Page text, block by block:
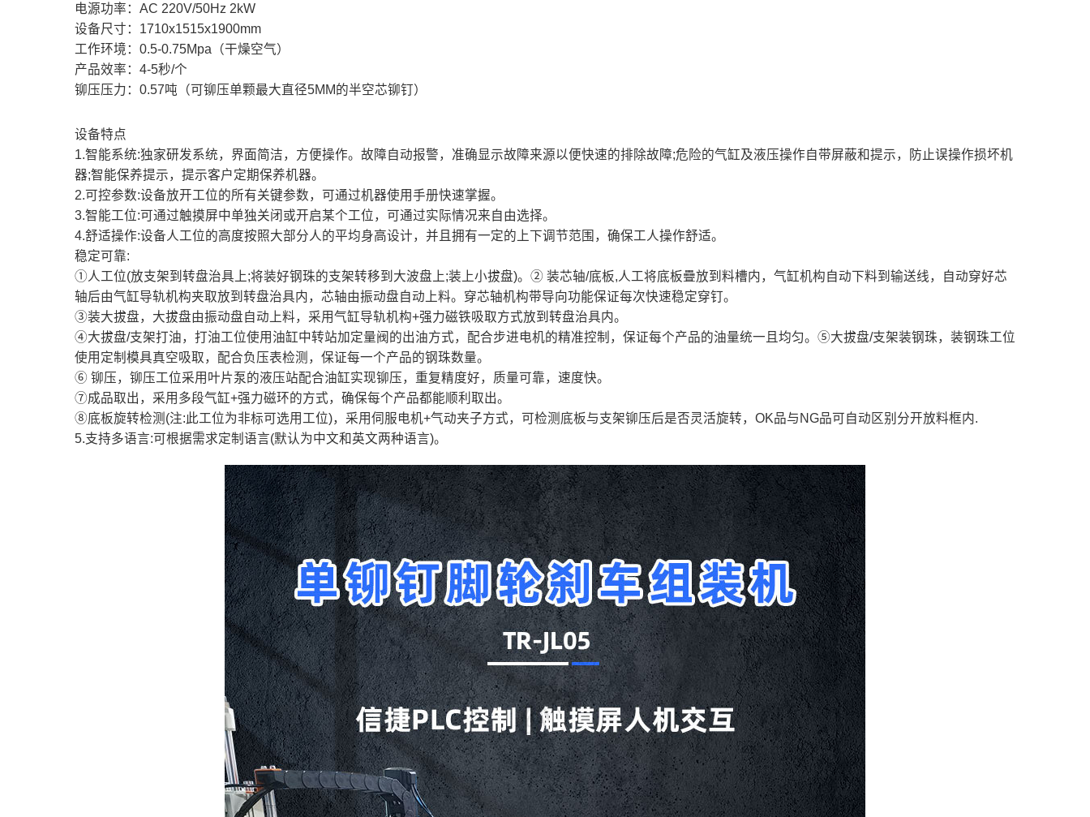
电源功率：AC 220V/50Hz 2kW
设备尺寸：1710x1515x1900mm
工作环境：0.5-0.75Mpa（干燥空气）
产品效率：4-5秒/个
铆压压力：0.57吨（可铆压单颗最大直径5MM的半空芯铆钉）
设备特点
1.智能系统:独家研发系统，界面简洁，方便操作。故障自动报警，准确显示故障来源以便快速的排除故障;危险的气缸及液压操作自带屏蔽和提示，防止误操作损坏机
器;智能保养提示，提示客户定期保养机器。
2.可控参数:设备放开工位的所有关键参数，可通过机器使用手册快速掌握。
3.智能工位:可通过触摸屏中单独关闭或开启某个工位，可通过实际情况来自由选择。
4.舒适操作:设备人工位的高度按照大部分人的平均身高设计，并且拥有一定的上下调节范围，确保工人操作舒适。
稳定可靠:
①人工位(放支架到转盘治具上;将装好钢珠的支架转移到大波盘上;装上小拔盘)。② 装芯轴/底板,人工将底板疊放到料槽内，气缸机构自动下料到输送线，自动穿好芯
轴后由气缸导轨机构夹取放到转盘治具内，芯轴由振动盘自动上料。穿芯轴机构带导向功能保证每次快速稳定穿钉。
③装大拔盘，大拔盘由振动盘自动上料，采用气缸导轨机构+强力磁铁吸取方式放到转盘治具内。
④大拔盘/支架打油，打油工位使用油缸中转站加定量阀的出油方式，配合步进电机的精准控制，保证每个产品的油量统一且均匀。⑤大拔盘/支架装钢珠，装钢珠工位
使用定制模具真空吸取，配合负压表检测，保证每一个产品的钢珠数量。
⑥ 铆压，铆压工位采用叶片泵的液压站配合油缸实现铆压，重复精度好，质量可靠，速度快。
⑦成品取出，采用多段气缸+强力磁环的方式，确保每个产品都能顺利取出。
⑧底板旋转检测(注:此工位为非标可选用工位)，采用伺服电机+气动夹子方式，可检测底板与支架铆压后是否灵活旋转，OK品与NG品可自动区别分开放料框内.
5.支持多语言:可根据需求定制语言(默认为中文和英文两种语言)。